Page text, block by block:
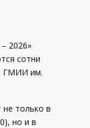
2026»
сотни
ГМИИ им.
только в
но и в